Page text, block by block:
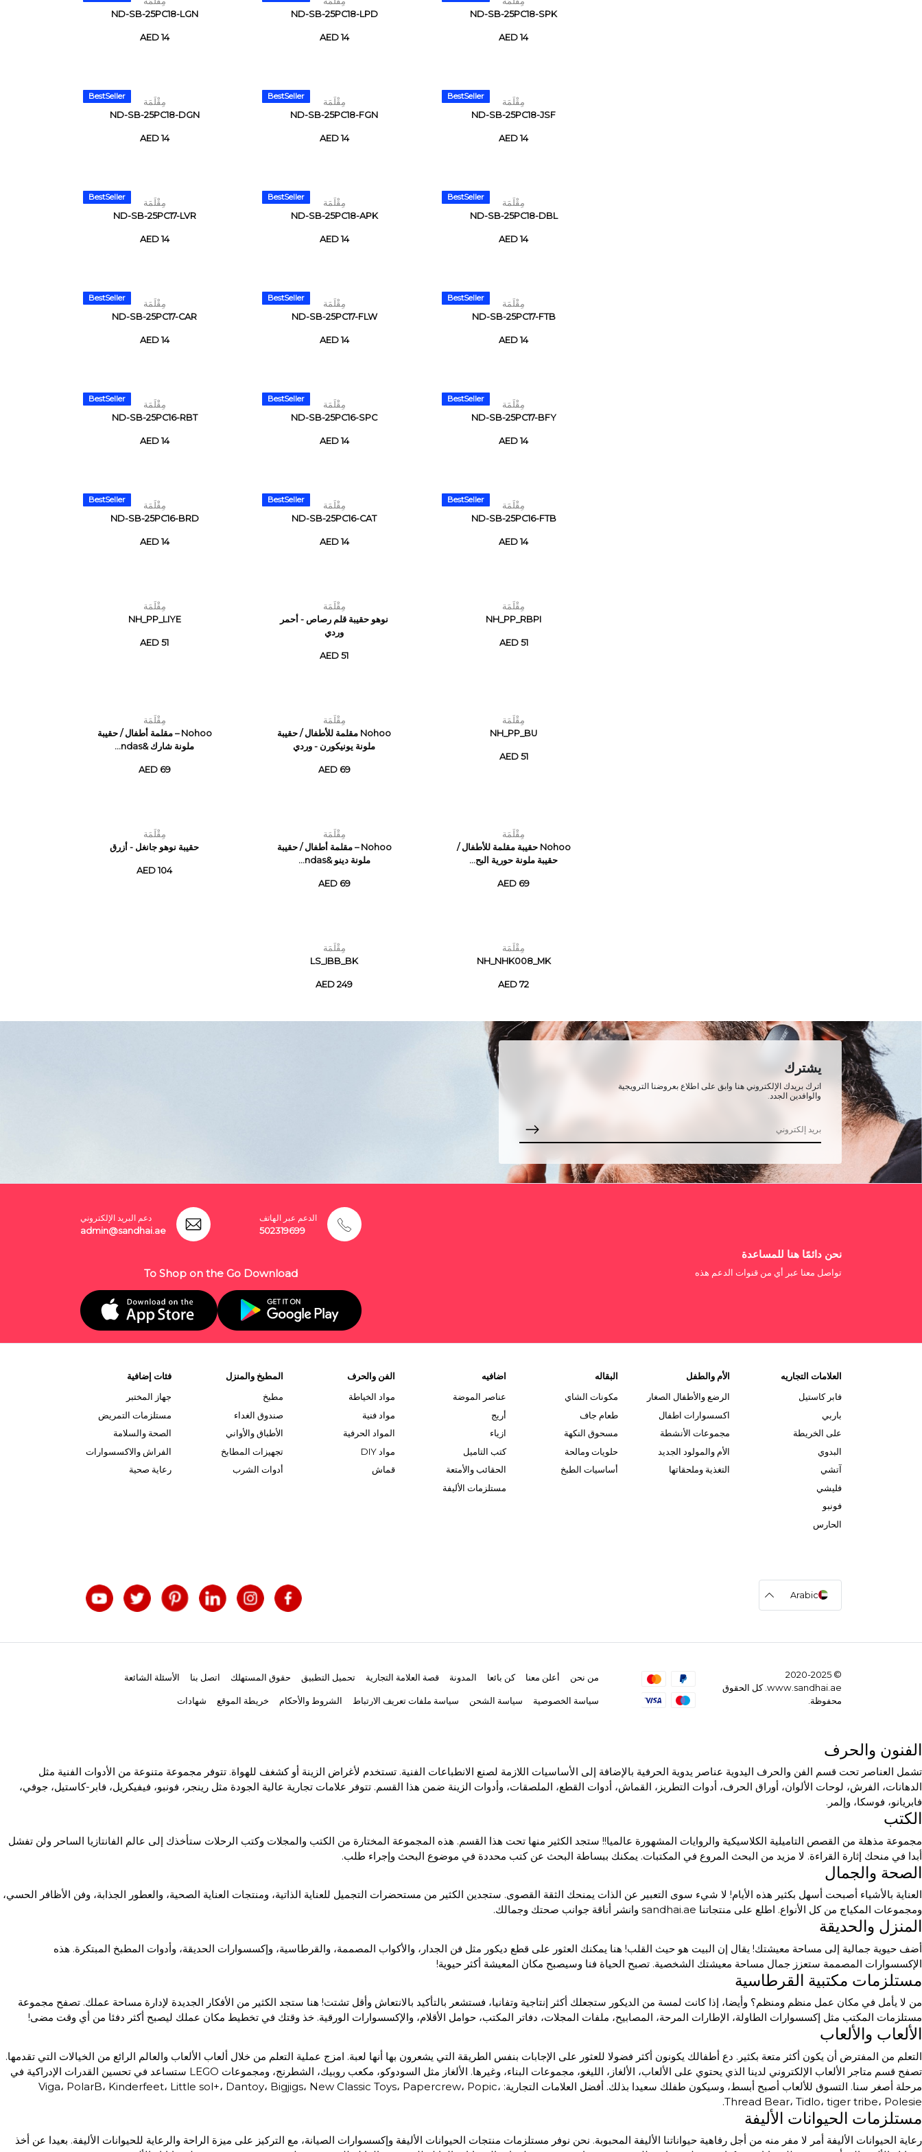
ND-SB-25PC18-SPK
AED 14
ND-SB-25PC18-LPD
AED 14
ND-SB-25PC18-LGN
AED 14
BestSeller
مِقْلَمَة
ND-SB-25PC18-JSF
AED 14
BestSeller
مِقْلَمَة
ND-SB-25PC18-FGN
AED 14
BestSeller
مِقْلَمَة
ND-SB-25PC18-DGN
AED 14
BestSeller
مِقْلَمَة
ND-SB-25PC18-DBL
AED 14
BestSeller
مِقْلَمَة
ND-SB-25PC18-APK
AED 14
BestSeller
مِقْلَمَة
ND-SB-25PC17-LVR
AED 14
BestSeller
مِقْلَمَة
ND-SB-25PC17-FTB
AED 14
BestSeller
مِقْلَمَة
ND-SB-25PC17-FLW
AED 14
BestSeller
مِقْلَمَة
ND-SB-25PC17-CAR
AED 14
BestSeller
مِقْلَمَة
ND-SB-25PC17-BFY
AED 14
BestSeller
مِقْلَمَة
ND-SB-25PC16-SPC
AED 14
BestSeller
مِقْلَمَة
ND-SB-25PC16-RBT
AED 14
BestSeller
مِقْلَمَة
ND-SB-25PC16-FTB
AED 14
BestSeller
مِقْلَمَة
ND-SB-25PC16-CAT
AED 14
BestSeller
مِقْلَمَة
ND-SB-25PC16-BRD
AED 14
مِقْلَمَة
NH_PP_RBPI
AED 51
مِقْلَمَة
نوهو حقيبة قلم رصاص - أحمر
وردي
AED 51
مِقْلَمَة
NH_PP_LIYE
AED 51
مِقْلَمَة
NH_PP_BU
AED 51
مِقْلَمَة
Nohoo مقلمة للأطفال / حقيبة
ملونة يونيكورن - وردي
AED 69
مِقْلَمَة
Nohoo – مقلمة أطفال / حقيبة
ملونة شارك &ndas...
AED 69
مِقْلَمَة
Nohoo حقيبة مقلمة للأطفال /
حقيبة ملونة حورية البح...
AED 69
مِقْلَمَة
Nohoo – مقلمة أطفال / حقيبة
ملونة دينو &ndas...
AED 69
مِقْلَمَة
حقيبة نوهو جانغل - أزرق
AED 104
مِقْلَمَة
NH_NHK008_MK
AED 72
مِقْلَمَة
LS_IBB_BK
AED 249
يشترك
اترك بريدك الإلكتروني هنا وابق على اطلاع بعروضنا الترويجية
والوافدين الجدد.
نحن دائمًا هنا للمساعدة
تواصل معنا عبر أي من قنوات الدعم هذه
الدعم عبر الهاتف
502319699
دعم البريد الإلكتروني
admin@sandhai.ae
To Shop on the Go Download
العلامات التجاريه
فابر كاستيل
باربي
على الخريطة
البدوي
آتشي
فليشي
فونبو
الحارس
الأم والطفل
الرضع والأطفال الصغار
اكسسوارات اطفال
مجموعات الأنشطة
الأم والمولود الجديد
التغذية وملحقاتها
البقاله
مكونات الشاي
طعام جاف
مسحوق النكهة
حلويات ومالحة
أساسيات الطبخ
اضافيه
عناصر الموضة
أريج
ازياء
كتب التاميل
الحقائب والأمتعة
مستلزمات الأليفة
الفن والحرف
مواد الخياطة
مواد فنية
المواد الحرفية
مواد DIY
قماش
المطبخ والمنزل
مطبخ
صندوق الغداء
الأطباق والأواني
تجهيزات المطابخ
أدوات الشرب
فئات إضافية
جهاز المختبر
مستلزمات التمريض
الصحة والسلامة
الفراش والاكسسوارات
رعاية صحية
Arabic
© 2020-2025
www.sandhai.ae. كل الحقوق
محفوظة.
من نحن أعلن معنا كن بائعا المدونة قصة العلامة التجارية تحميل التطبيق حقوق المستهلك اتصل بنا الأسئلة الشائعة
سياسة الخصوصية سياسة الشحن سياسة ملفات تعريف الارتباط الشروط والأحكام خريطة الموقع شهادات
الفنون والحرف
تشمل العناصر تحت قسم الفن والحرف اليدوية عناصر يدوية الحرفية بالإضافة إلى الأساسيات اللازمة لصنع الانطباعات الفنية. تستخدم لأغراض الزينة أو كشغف للهواة. تتوفر مجموعة متنوعة من الأدوات الفنية مثل
الدهانات، الفرش، لوحات الألوان، أوراق الحرف، أدوات التطريز، القماش، أدوات القطع، الملصقات، وأدوات الزينة ضمن هذا القسم. تتوفر علامات تجارية عالية الجودة مثل رينجر، فونبو، فيفيكريل، فابر-كاستيل، جوفي،
فابريانو، فوسكا، وإلمر.
الكتب
مجموعة مذهلة من القصص التاميلية الكلاسيكية والروايات المشهورة عالميا!! ستجد الكثير منها تحت هذا القسم. هذه المجموعة المختارة من الكتب والمجلات وكتب الرحلات ستأخذك إلى عالم الفانتازيا الساحر ولن تفشل
أبدا في منحك إثارة القراءة. لا مزيد من البحث المروع في المكتبات. يمكنك ببساطة البحث عن كتب محددة في موضوع البحث وإجراء طلب.
الصحة والجمال
العناية بالأشياء أصبحت أسهل بكثير هذه الأيام! لا شيء سوى التعبير عن الذات يمنحك الثقة القصوى. ستجدين الكثير من مستحضرات التجميل للعناية الذاتية، ومنتجات العناية الصحية، والعطور الجذابة، وفن الأظافر الحسي،
ومجموعات المكياج من كل الأنواع. اطلع على منتجاتنا sandhai.ae وانشر أناقة جوانب صحتك وجمالك.
المنزل والحديقة
أضف حيوية جمالية إلى مساحة معيشتك! يقال إن البيت هو حيث القلب! هنا يمكنك العثور على قطع ديكور مثل فن الجدار، والأكواب المصممة، والقرطاسية، وإكسسوارات الحديقة، وأدوات المطبخ المبتكرة. هذه
الإكسسوارات المصممة ستعزز جمال مساحة معيشتك الشخصية. تصبح الحياة فنا وسيصبح مكان المعيشة أكثر حيوية!
مستلزمات مكتبية القرطاسية
من لا يأمل في مكان عمل منظم ومنظم؟ وأيضا، إذا كانت لمسة من الديكور ستجعلك أكثر إنتاجية وتفانيا، فستشعر بالتأكيد بالانتعاش وأقل تشتت! هنا ستجد الكثير من الأفكار الجديدة لإدارة مساحة عملك. تصفح مجموعة
مستلزمات المكتب مثل إكسسوارات الطاولة، الإطارات المرحة، المصابيح، ملفات المجلات، دفاتر المكتب، حوامل الأقلام، والإكسسوارات الورقية. خذ وقتك في تخطيط مكان عملك ليصبح أكثر دفئا من أي وقت مضى!
الألعاب والألعاب
التعلم من المفترض أن يكون أكثر متعة بكثير. دع أطفالك يكونون أكثر فضولا للعثور على الإجابات بنفس الطريقة التي يشعرون بها أنها لعبة. امزج عملية التعلم من خلال ألعاب الألعاب والعالم الرائع من الخيالات التي تقدمها.
تصفح قسم متاجر الألعاب الإلكتروني لدينا الذي يحتوي على الألعاب، الألغاز، الليغو، مجموعات البناء، وغيرها. الألغاز مثل السودوكو، مكعب روبيك، الشطرنج، ومجموعات LEGO ستساعد في تحسين القدرات الإدراكية في
مرحلة أصغر سنا. التسوق للألعاب أصبح أبسط، وسيكون طفلك سعيدا بذلك. أفضل العلامات التجارية: Viga، PolarB، Kinderfeet، Little sol+، Dantoy، Bigjigs، New Classic Toys، Papercrew، Popic،
Thread Bear، Tidlo، tiger tribe، Polesie.
مستلزمات الحيوانات الأليفة
رعاية الحيوانات الأليفة أمر لا مفر منه من أجل رفاهية حيواناتنا الأليفة المحبوبة. نحن نوفر مستلزمات منتجات الحيوانات الأليفة وإكسسوارات الصيانة، مع التركيز على ميزة الراحة والرعاية للحيوانات الأليفة. بعيدا عن أخذ